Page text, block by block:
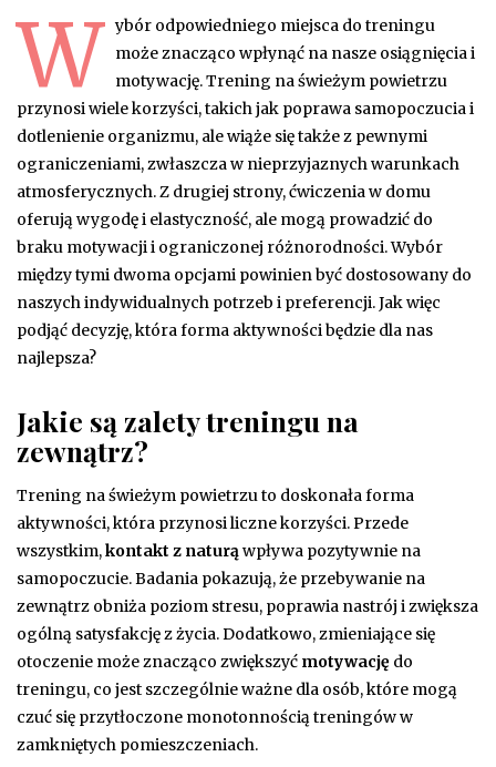
W ybór odpowiedniego miejsca do treningu
może znacząco wpłynąć na nasze osiągnięcia i
motywację. Trening na świeżym powietrzu
przynosi wiele korzyści, takich jak poprawa samopoczucia i
dotlenienie organizmu, ale wiąże się także z pewnymi
ograniczeniami, zwłaszcza w nieprzyjaznych warunkach
atmosferycznych. Z drugiej strony, ćwiczenia w domu
oferują wygodę i elastyczność, ale mogą prowadzić do
braku motywacji i ograniczonej różnorodności. Wybór
między tymi dwoma opcjami powinien być dostosowany do
naszych indywidualnych potrzeb i preferencji. Jak więc
podjąć decyzję, która forma aktywności będzie dla nas
najlepsza?
Jakie są zalety treningu na
zewnątrz?
Trening na świeżym powietrzu to doskonała forma
aktywności, która przynosi liczne korzyści. Przede
wszystkim,kontakt z naturąwpływa pozytywnie na
samopoczucie. Badania pokazują, że przebywanie na
zewnątrz obniża poziom stresu, poprawia nastrój i zwiększa
ogólną satysfakcję z życia. Dodatkowo, zmieniające się
otoczenie może znacząco zwiększyć motywację do
treningu, co jest szczególnie ważne dla osób, które mogą
czuć się przytłoczone monotonnością treningów w
zamkniętych pomieszczeniach.